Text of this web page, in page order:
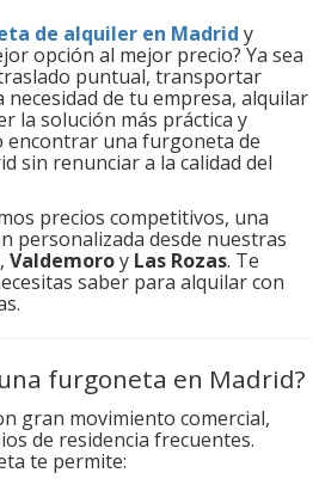
de alquiler en Madrid y
opción al mejor precio? Ya sea
puntual, transportar
de tu empresa, alquilar
la solución más práctica y
encontrar una furgoneta de
sin renunciar a la calidad del
precios competitivos, una
personalizada desde nuestras
, Valdemoroy Las Rozas. Te
saber para alquilar con
furgoneta en Madrid?
gran movimiento comercial,
de residencia frecuentes.
te permite: